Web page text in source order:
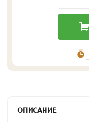
ОПИСАНИЕ